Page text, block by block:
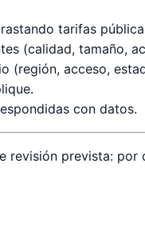
tarifas
(calidad, tamaño,
(región, acceso,
con datos.
revisión prevista: por